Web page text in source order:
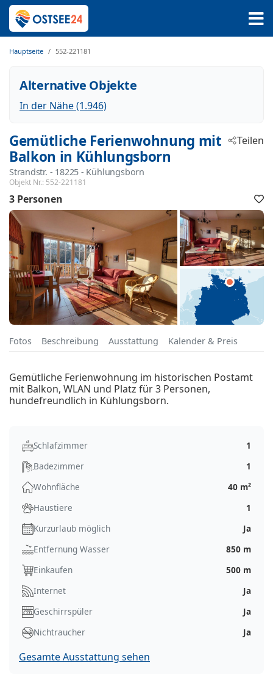
Hauptseite 552-221181
Alternative Objekte
In der Nähe (1.946)
Gemütliche Ferienwohnung mit
Balkon in Kühlungsborn
Strandstr. - 18225 - Kühlungsborn
Objekt Nr.: 552-221181
Teilen
3 Personen
Fotos Beschreibung Ausstattung Kalender & Preis
Gemütliche Ferienwohnung im historischen Postamt
mit Balkon, WLAN und Platz für 3 Personen,
hundefreundlich in Kühlungsborn.
Schlafzimmer
1
Badezimmer
1
Wohnfläche
40 m²
Haustiere
1
Kurzurlaub möglich
Ja
Entfernung Wasser
850 m
Einkaufen
500 m
Internet
Ja
Geschirrspüler
Ja
Nichtraucher
Ja
Gesamte Ausstattung sehen